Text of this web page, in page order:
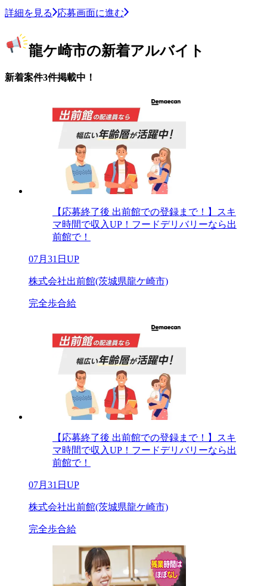
詳細を見る 応募画面に進む
龍ケ崎市の新着アルバイト
新着案件3件掲載中！
【応募終了後 出前館での登録まで！】スキ
マ時間で収入UP！フードデリバリーなら出
前館で！
07月31日UP
株式会社出前館(茨城県龍ケ崎市)
完全歩合給
【応募終了後 出前館での登録まで！】スキ
マ時間で収入UP！フードデリバリーなら出
前館で！
07月31日UP
株式会社出前館(茨城県龍ケ崎市)
完全歩合給